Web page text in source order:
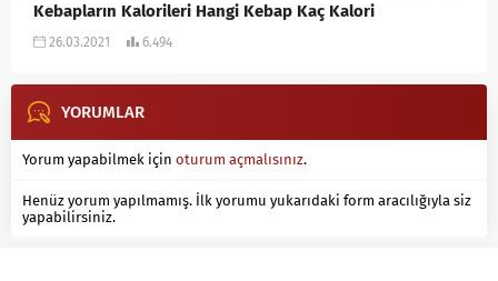
Kebapların Kalorileri Hangi Kebap Kaç Kalori
26.03.2021 6.494
YORUMLAR
Yorum yapabilmek için oturum açmalısınız.
Henüz yorum yapılmamış. İlk yorumu yukarıdaki form aracılığıyla siz
yapabilirsiniz.